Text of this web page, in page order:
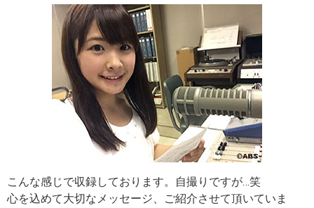
こんな感じで収録しております。自撮りですが…笑
心を込めて大切なメッセージ、ご紹介させて頂いていま